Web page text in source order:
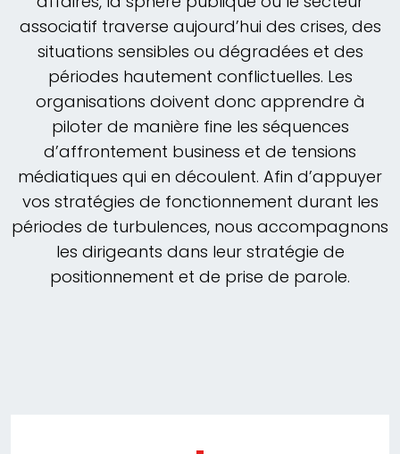
associatif traverse aujourd’hui des crises, des
situations sensibles ou dégradées et des
périodes hautement conflictuelles. Les
organisations doivent donc apprendre à
piloter de manière fine les séquences
d’affrontement business et de tensions
médiatiques qui en découlent. Afin d’appuyer
vos stratégies de fonctionnement durant les
périodes de turbulences, nous accompagnons
les dirigeants dans leur stratégie de
positionnement et de prise de parole.